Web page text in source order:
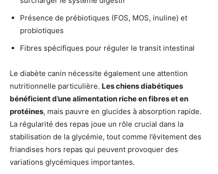
Présence de prébiotiques (FOS, MOS, inuline) et
probiotiques
Fibres spécifiques pour réguler le transit intestinal
Le diabète canin nécessite également une attention
nutritionnelle particulière. Les chiens diabétiques
bénéficient d’une alimentation riche en fibres et en
protéines, mais pauvre en glucides à absorption rapide.
La régularité des repas joue un rôle crucial dans la
stabilisation de la glycémie, tout comme l’évitement des
friandises hors repas qui peuvent provoquer des
variations glycémiques importantes.